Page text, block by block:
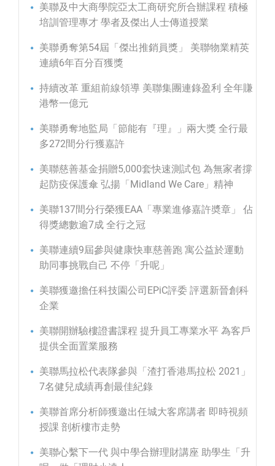
美聯及中大商學院亞太工商研究所合辦課程 積極
培訓管理專才 學者及傑出人士傳道授業
美聯勇奪第54屆「傑出推銷員獎」 美聯物業精英
連續6年百分百獲獎
持續改革 重組前線領導 美聯集團連錄盈利 全年賺
港幣一億元
美聯勇奪地監局「節能有『理』」兩大獎 全行最
多272間分行獲嘉許
美聯慈善基金捐贈5,000套快速測試包 為無家者撐
起防疫保護傘 弘揚「Midland We Care」精神
美聯137間分行榮獲EAA「專業進修嘉許奬章」 佔
得獎總數逾7成 全行之冠
美聯連續9屆參與健康快車慈善跑 寓公益於運動
助同事挑戰自己 不停「升呢」
美聯獲邀擔任科技園公司EPiC評委 評選新晉創科
企業
美聯開辦驗樓證書課程 提升員工專業水平 為客戶
提供全面置業服務
美聯馬拉松代表隊參與「渣打香港馬拉松 2021」
7名健兒成績再創最佳紀錄
美聯首席分析師獲邀出任城大客席講者 即時視頻
授課 剖析樓市走勢
美聯心繫下一代 與中學合辦理財講座 助學生「升